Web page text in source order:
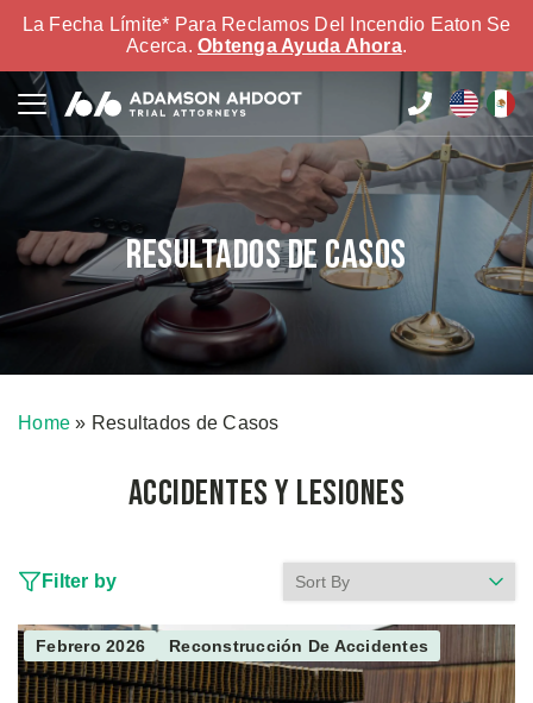
La Fecha Límite* Para Reclamos Del Incendio Eaton Se
Acerca. Obtenga Ayuda Ahora.
Resultados de Casos
Home » Resultados de Casos
Accidentes y Lesiones
Filter by
Febrero 2026 Reconstrucción De Accidentes